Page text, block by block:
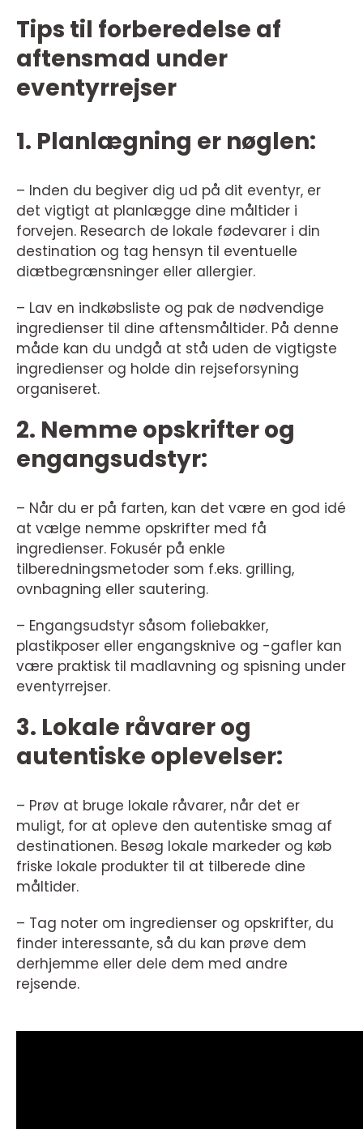
Tips til forberedelse af
aftensmad under
eventyrrejser
1. Planlægning er nøglen:
– Inden du begiver dig ud på dit eventyr, er
det vigtigt at planlægge dine måltider i
forvejen. Research de lokale fødevarer i din
destination og tag hensyn til eventuelle
diætbegrænsninger eller allergier.
– Lav en indkøbsliste og pak de nødvendige
ingredienser til dine aftensmåltider. På denne
måde kan du undgå at stå uden de vigtigste
ingredienser og holde din rejseforsyning
organiseret.
2. Nemme opskrifter og
engangsudstyr:
– Når du er på farten, kan det være en god idé
at vælge nemme opskrifter med få
ingredienser. Fokusér på enkle
tilberedningsmetoder som f.eks. grilling,
ovnbagning eller sautering.
– Engangsudstyr såsom foliebakker,
plastikposer eller engangsknive og -gafler kan
være praktisk til madlavning og spisning under
eventyrrejser.
3. Lokale råvarer og
autentiske oplevelser:
– Prøv at bruge lokale råvarer, når det er
muligt, for at opleve den autentiske smag af
destinationen. Besøg lokale markeder og køb
friske lokale produkter til at tilberede dine
måltider.
– Tag noter om ingredienser og opskrifter, du
finder interessante, så du kan prøve dem
derhjemme eller dele dem med andre
rejsende.